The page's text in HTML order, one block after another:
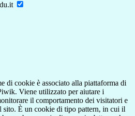
di cookie è associato alla piattaforma di
Viene utilizzato per aiutare i
il comportamento dei visitatori e
sito. È un cookie di tipo pattern, in cui il